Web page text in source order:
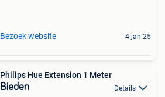
Bezoek website 4 jan 25
Philips Hue Extension 1 Meter
Bieden Details